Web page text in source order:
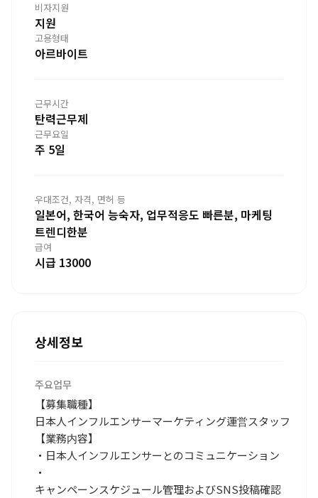
비자지원
지원
고용형태
아르바이트
근무시간
탄력근무제
근무요일
주 5일
우대조건, 자격, 면허 등
일본어, 한국어 능숙자, 업무적응도 빠른분, 마케팅
트렌디한분
급여
시급 13000
상세정보
주요업무
【募集職種】
日本人インフルエンサーマーケティング運営スタッフ
【業務内容】
・日本人インフルエンサーとのコミュニケーション
・
キャンペーンスケジュール管理およびSNS投稿確認